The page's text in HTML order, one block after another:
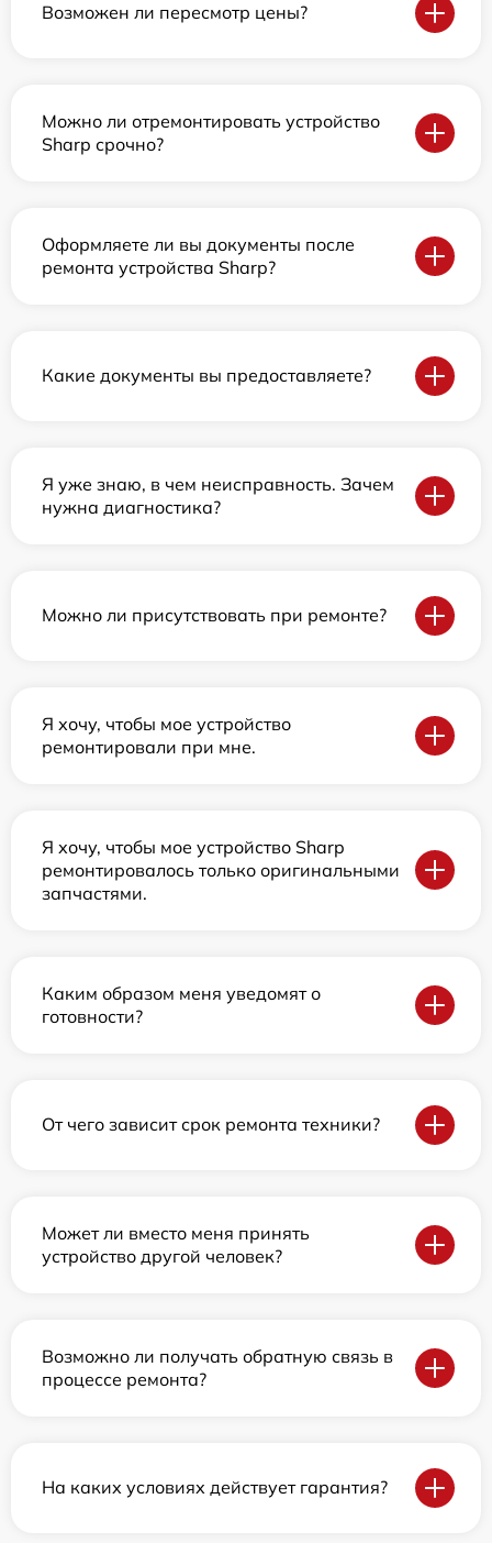
Возможен ли пересмотр цены?
Можно ли отремонтировать устройство
Sharp срочно?
Оформляете ли вы документы после
ремонта устройства Sharp?
Какие документы вы предоставляете?
Я уже знаю, в чем неисправность. Зачем
нужна диагностика?
Можно ли присутствовать при ремонте?
Я хочу, чтобы мое устройство
ремонтировали при мне.
Я хочу, чтобы мое устройство Sharp
ремонтировалось только оригинальными
запчастями.
Каким образом меня уведомят о
готовности?
От чего зависит срок ремонта техники?
Может ли вместо меня принять
устройство другой человек?
Возможно ли получать обратную связь в
процессе ремонта?
На каких условиях действует гарантия?